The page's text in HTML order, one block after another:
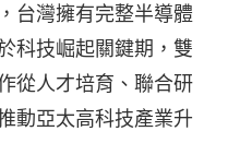
台灣擁有完整半導體
科技崛起關鍵期，雙
從人才培育、聯合研
動亞太高科技產業升